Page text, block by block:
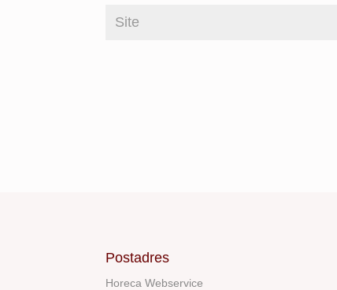
Postadres
Horeca Webservice